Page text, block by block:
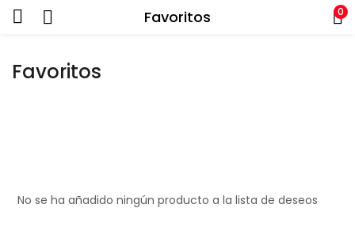
Favoritos 0
Favoritos
No se ha añadido ningún producto a la lista de deseos